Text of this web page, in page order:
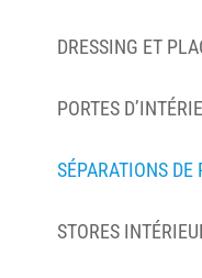
DRESSING ET
PORTES
SÉPARATIONS DE
STORES